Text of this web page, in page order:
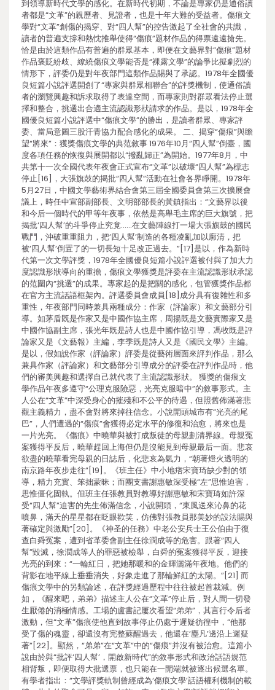
到領導新時代文學的感化。在新時代初期，不論是專家仍是通俗讀
者都是“文革”的親歷者、見證者，也是十年大難的受益者。傷痕文
學對“文革”創傷的揭穿、對“四人幫”的控告激起了全社會的共識，
讀者的普遍支撐和熱忱推舉使得“傷痕”題材作品的得票遠遠搶先。
恰是由於這類作品有普遍的群眾基本，即便在文藝界對“傷痕”題材
作品褒貶紛歧、繚繞傷痕文學能否是“裸露文學”的論爭比擬劇烈的
情形下，評委仍是對年夜部門這類作品賜與了承認。1978年全國優
良短篇小說評選開創了“專家與群眾相聯合”的評獎機制，使通俗讀
者的瀏覽興趣和訴求取得了表達空間，而專家則對群眾看法停止選
擇和整合，挑選出合適主流認識形狀請求的作品。是以，1978年全
國優良短篇小說評選中“傷痕文學”的勝出，是讀者群眾、專家評
委、當局意圖三股汗青協力配合感化的成果。 二、揭穿“傷痕”與瞻
望“將來”：獲獎傷痕文學的典范敘事 1976年10月“四人幫”倒臺，國
度各項任務的恢復與展開都以“撥亂歸正”為開始。1977年8月，中
共第十一次全國代表年夜會正式宣布“文革”以破壞“四人幫”為標志
停止[16]，大張旗鼓的揭批“四人幫”活動在社會各界睜開。1978年
5月27日，中國文學藝術界結合會第三屆全國委員會第三次擴展會
議上，時任中宣部副部長、文明部部長的黃鎮指出：“文藝界以後
和今后一個時代的甲等年夜事，依然是高舉毛主席的巨大旗號，把
揭批‘四人幫’的斗爭停止究竟……在文藝陣線打一場大張旗鼓的國民
戰鬥，沖破重重阻力，把‘四人幫’制造的各種凌亂加以廓清，把
被‘四人幫’倒置了的一切長短十足改正過去。”[17]是以，作為新時
代第一次文學評獎，1978年全國優良短篇小說評選被付與了加大力
度認識形狀導向的重擔，傷痕文學獲獎是評委在主流認識形狀承認
的范圍內“挑選”的成果。專家起的是把關的感化，包管獲獎作品都
在官方主流話語框架內。評選委員會成員[18]成分具有復雜性和多
重性，年夜部門同時兼具兩種成分：作家（評論家）和文藝部分引
導。如茅盾既是作家又是中國作協主席，周揚既是文藝實際家又是
中國作協副主席，張光年既是詩人也是中國作協引導，馮牧既是評
論家又是《文藝報》主編，李季既是詩人又是《國民文學》主編。
是以，假如說作家（評論家）評委是從藝術層面來評判作品，那么
兼具作家（評論家）和文藝部分引導成分的評委在評判作品時，他
們的審美興趣和選擇自己就代表了主流認識形狀。 獲獎的傷痕文
學作品年夜多遵守“公理克服險惡，光亮克服暗中”的敘事形式。主
人公在“文革”中深受身心的摧殘和不公平的待遇，但照舊佈滿著悲
觀主義精力，盡不會對將來掉往信念。小說開頭城市有“光亮的尾
巴”，人們遭遇的“傷痕”會獲得必定水平的修復和治愈，將來也是
一片光亮。《傷痕》中曉華與被打成叛徒的母親劃清界線。母親冤
案獲得平反后，曉華趕回上海但仍是沒能見到母親最后一面。悲哀
欲盡的曉華看完母親的日誌后，化悲哀為氣力，“朝著燈火透明的
南京路年夜步走往”[19]。《班主任》中小地痞宋寶琦缺少對的領
導，精力充實、笨拙蒙昧；而團支書謝惠敏深受極“左”思惟迫害，
思惟僵化固執。但班主任張教員對教導好謝惠敏和宋寶琦如許深
受“四人幫”迫害的先生佈滿信念，小說開頭，“東風送來沁鼻的花
噴鼻，滿天的星星都在眨眼歡笑，仿佛對張教員那美妙的設法賜與
著確定與激勵”[20]。《神圣的任務》中老公安兵士王公伯由于復
查白舜冤案，遭到省革委會副主任徐潤成等的危害。跟著“四人
幫”毀滅，徐潤成等人的罪惡被檢舉，白舜的冤案獲得平反，迎接
光亮的到來：“一輪紅日，把她那暖和的金輝灑滿年夜地。他們的
背影在地平線上垂垂消失，好象走進了那輪鮮紅的太陽。”[21] 而
傷痕文學中的另類論述，在評獎經過歷程中往往被起首裁減。例
如，《醒來吧，弟弟》描述主人公在“文革”停止后，對人間一切發
生厭倦的消極情感。工場的盧書記屢次看望“弟弟”，其言行令后者
激動，但“文革”傷痕使他直到故事停止仍處于遲疑彷徨中，“他那
受了傷的魂靈，卻還沒有完整蘇醒過去，他還在‘塵凡’邊沿上遲疑
著”[22]。顯然，“弟弟”在“文革”中的“傷痕”并沒有被治愈。這篇小
說由於與“批評‘四人幫’，開啟新時代”的敘事形式和政治話語規范
相背叛，即便取得大批選票，也只能在一開端就被逐出候選名單。
有學者指出：“文學評獎軌制曾經成為‘傷痕文學’話語權利機制的載